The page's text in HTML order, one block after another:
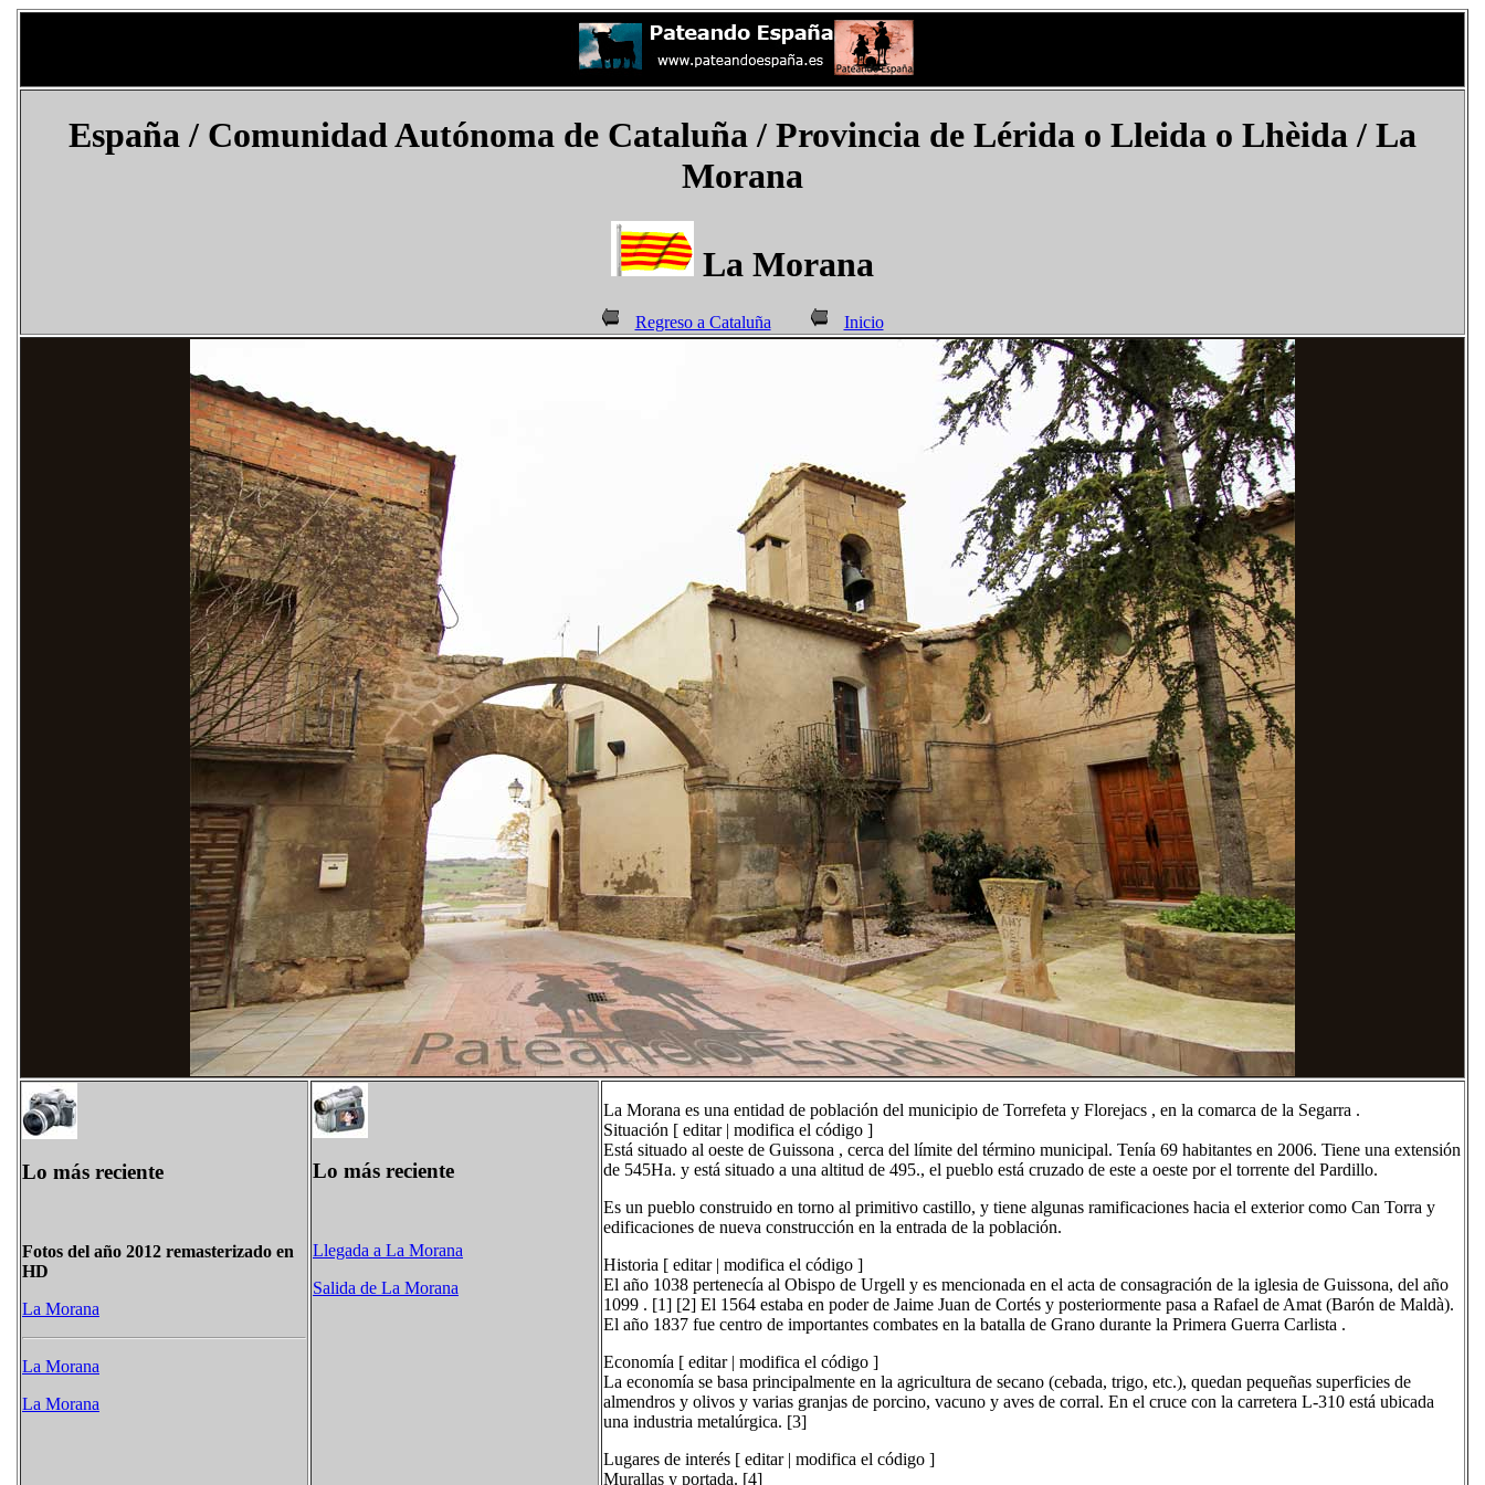
España/ Comunidad Autónoma de Cataluña / Provincia de Lérida o Lleida o Lhèida / La
Morana
La Morana
Regreso a Cataluña Inicio
Lo más reciente
Fotos del año 2012 remasterizado en
HD
La Morana
La Morana
La Morana
Lo más reciente
Llegada a La Morana
Salida de La Morana
La Morana es una entidad de población del municipio de Torrefeta y Florejacs , en la comarca de la Segarra .
Situación [ editar | modifica el código ]
Está situado al oeste de Guissona , cerca del límite del término municipal. Tenía 69 habitantes en 2006. Tiene una extensión
de 545Ha. y está situado a una altitud de 495., el pueblo está cruzado de este a oeste por el torrente del Pardillo.
Es un pueblo construido en torno al primitivo castillo, y tiene algunas ramificaciones hacia el exterior como Can Torra y
edificaciones de nueva construcción en la entrada de la población.
Historia [ editar | modifica el código ]
El año 1038 pertenecía al Obispo de Urgell y es mencionada en el acta de consagración de la iglesia de Guissona, del año
1099 . [1] [2] El 1564 estaba en poder de Jaime Juan de Cortés y posteriormente pasa a Rafael de Amat (Barón de Maldà).
El año 1837 fue centro de importantes combates en la batalla de Grano durante la Primera Guerra Carlista .
Economía [ editar | modifica el código ]
La economía se basa principalmente en la agricultura de secano (cebada, trigo, etc.), quedan pequeñas superficies de
almendros y olivos y varias granjas de porcino, vacuno y aves de corral. En el cruce con la carretera L-310 está ubicada
una industria metalúrgica. [3]
Lugares de interés [ editar | modifica el código ]
Murallas y portada. [4]